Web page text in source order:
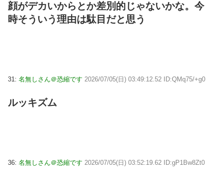
顔がデカいからとか差別的じゃないかな。今
時そういう理由は駄目だと思う
31: 名無しさん＠恐縮です 2026/07/05(日) 03:49:12.52 ID:QMq75/+g0
ルッキズム
36: 名無しさん＠恐縮です 2026/07/05(日) 03:52:19.62 ID:gP1Bw8Zt0